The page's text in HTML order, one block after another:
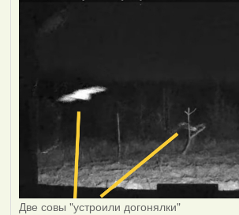
Две совы "устроили догонялки"